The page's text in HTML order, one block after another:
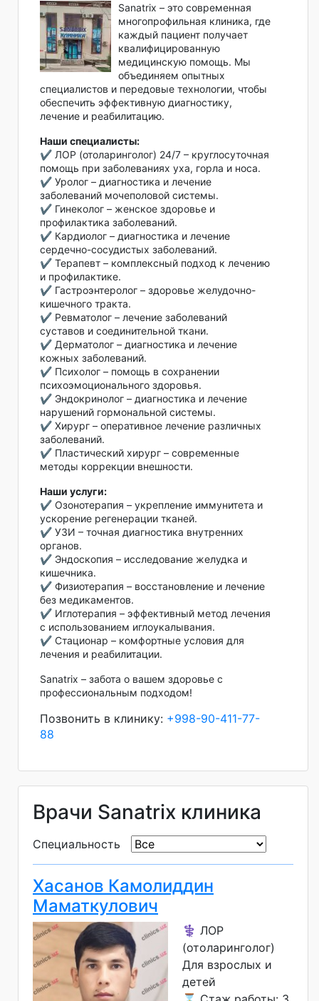
Sanatrix – это современная
многопрофильная клиника, где
каждый пациент получает
квалифицированную
медицинскую помощь. Мы
объединяем опытных
специалистов и передовые технологии, чтобы
обеспечить эффективную диагностику,
лечение и реабилитацию.
Наши специалисты:
✔ ЛОР (отоларинголог) 24/7 – круглосуточная
помощь при заболеваниях уха, горла и носа.
✔ Уролог – диагностика и лечение
заболеваний мочеполовой системы.
✔ Гинеколог – женское здоровье и
профилактика заболеваний.
✔ Кардиолог – диагностика и лечение
сердечно-сосудистых заболеваний.
✔ Терапевт – комплексный подход к лечению
и профилактике.
✔ Гастроэнтеролог – здоровье желудочно-
кишечного тракта.
✔ Ревматолог – лечение заболеваний
суставов и соединительной ткани.
✔ Дерматолог – диагностика и лечение
кожных заболеваний.
✔ Психолог – помощь в сохранении
психоэмоционального здоровья.
✔ Эндокринолог – диагностика и лечение
нарушений гормональной системы.
✔ Хирург – оперативное лечение различных
заболеваний.
✔ Пластический хирург – современные
методы коррекции внешности.
Наши услуги:
✔ Озонотерапия – укрепление иммунитета и
ускорение регенерации тканей.
✔ УЗИ – точная диагностика внутренних
органов.
✔ Эндоскопия – исследование желудка и
кишечника.
✔ Физиотерапия – восстановление и лечение
без медикаментов.
✔ Иглотерапия – эффективный метод лечения
с использованием иглоукалывания.
✔ Стационар – комфортные условия для
лечения и реабилитации.
Sanatrix – забота о вашем здоровье с
профессиональным подходом!
Позвонить в клинику: +998-90-411-77-
88
Врачи Sanatrix клиника
Специальность
Хасанов Камолиддин
Маматкулович
⚕️ ЛОР
(отоларинголог)
Для взрослых и
детей